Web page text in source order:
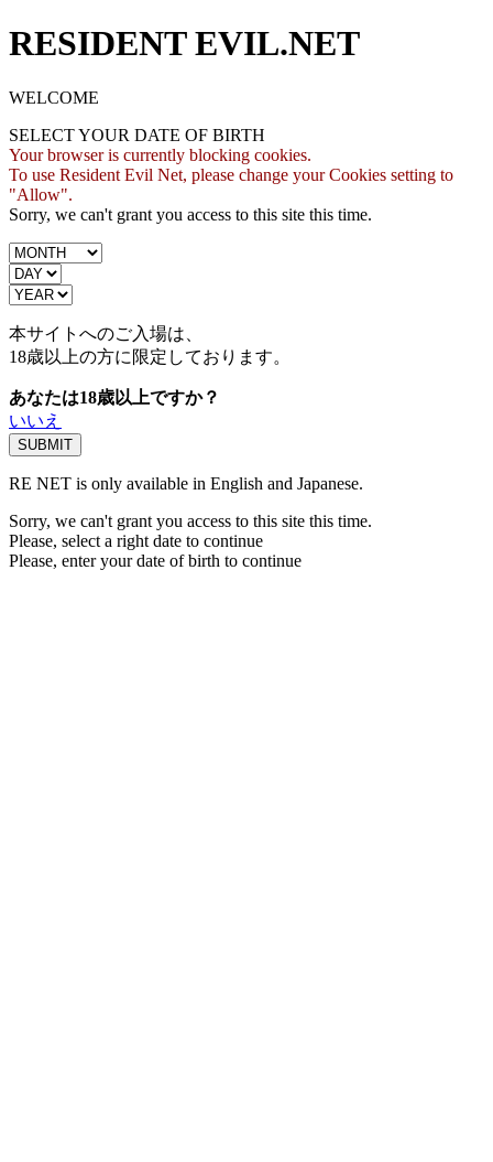
RESIDENT EVIL.NET
WELCOME
SELECT YOUR DATE OF BIRTH
Your browser is currently blocking cookies.
To use Resident Evil Net, please change your Cookies setting to
"Allow".
Sorry, we can't grant you access to this site this time.
本サイトへのご入場は、
18歳以上の方に限定しております。
あなたは18歳以上ですか？
いいえ
RE NET is only available in English and Japanese.
Sorry, we can't grant you access to this site this time.
Please, select a right date to continue
Please, enter your date of birth to continue